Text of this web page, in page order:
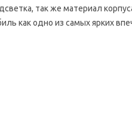
так же материал
как одно из самых ярких